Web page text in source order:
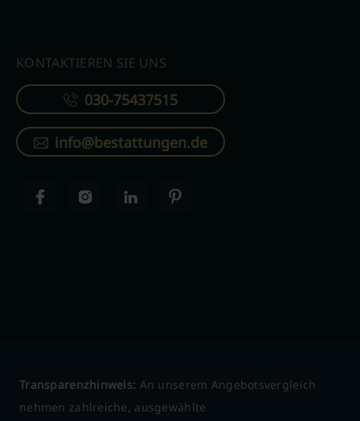
KONTAKTIEREN SIE UNS
030-75437515
info@bestattungen.de
Transparenzhinweis: An unserem Angebotsvergleich
nehmen zahlreiche, ausgewählte